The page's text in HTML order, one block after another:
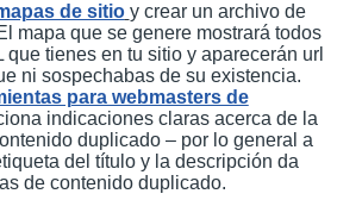
de sitio y crear un archivo de
mapa que se genere mostrará todos
que tienes en tu sitio y aparecerán url
ni sospechabas de su existencia.
para webmasters de
indicaciones claras acerca de la
duplicado – por lo general a
del título y la descripción da
de contenido duplicado.